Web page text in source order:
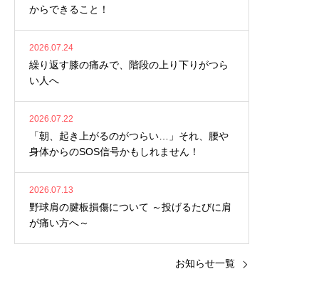
からできること！
2026.07.24
繰り返す膝の痛みで、階段の上り下りがつら
い人へ
2026.07.22
「朝、起き上がるのがつらい…」それ、腰や
身体からのSOS信号かもしれません！
2026.07.13
野球肩の腱板損傷について ～投げるたびに肩
が痛い方へ～
お知らせ一覧